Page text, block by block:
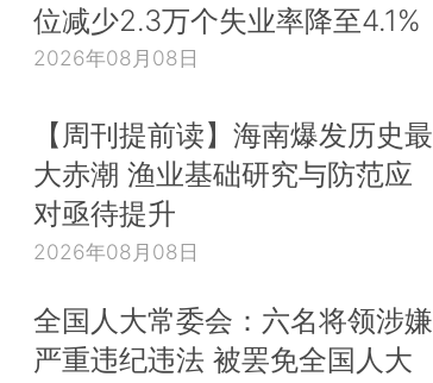
位减少2.3万个失业率降至4.1%
2026年08月08日
【周刊提前读】海南爆发历史最
大赤潮 渔业基础研究与防范应
对亟待提升
2026年08月08日
全国人大常委会：六名将领涉嫌
严重违纪违法 被罢免全国人大